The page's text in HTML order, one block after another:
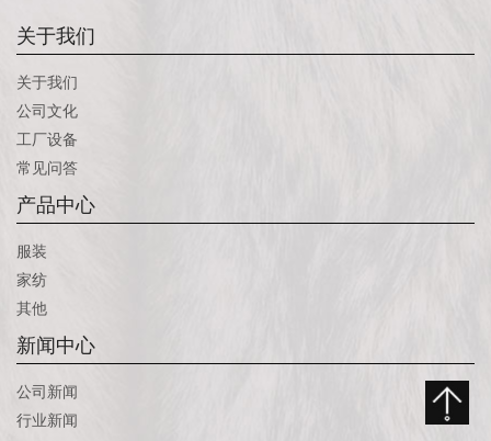
关于我们
关于我们
公司文化
工厂设备
常见问答
产品中心
服装
家纺
其他
新闻中心
公司新闻
行业新闻